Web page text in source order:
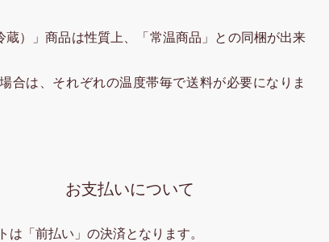
）」商品は性質上、「常温商品」との同梱が出来
合は、それぞれの温度帯毎で送料が必要になりま
お支払いについて
は「前払い」の決済となります。